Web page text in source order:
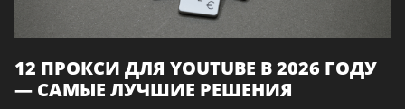
12 ПРОКСИ ДЛЯ YOUTUBE В 2026 ГОДУ
— САМЫЕ ЛУЧШИЕ РЕШЕНИЯ